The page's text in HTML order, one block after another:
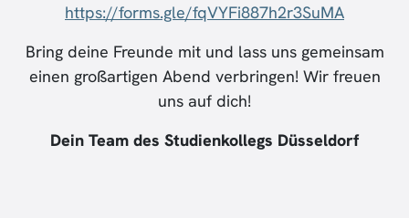
https://forms.gle/fqVYFi887h2r3SuMA
Bring deine Freunde mit und lass uns gemeinsam
einen großartigen Abend verbringen! Wir freuen
uns auf dich!
Dein Team des Studienkollegs Düsseldorf